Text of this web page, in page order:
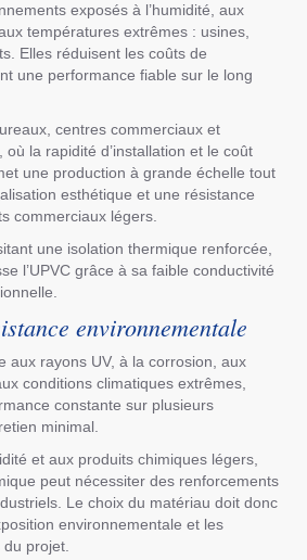
exposés à l’humidité, aux
températures extrêmes : usines,
Elles réduisent les coûts de
une performance fiable sur le long
centres commerciaux et
la rapidité d’installation et le coût
une production à grande échelle tout
esthétique et une résistance
commerciaux légers.
une isolation thermique renforcée,
l’UPVC grâce à sa faible conductivité
environnementale
aux rayons UV, à la corrosion, aux
conditions climatiques extrêmes,
constante sur plusieurs
minimal.
et aux produits chimiques légers,
peut nécessiter des renforcements
Le choix du matériau doit donc
environnementale et les
projet.